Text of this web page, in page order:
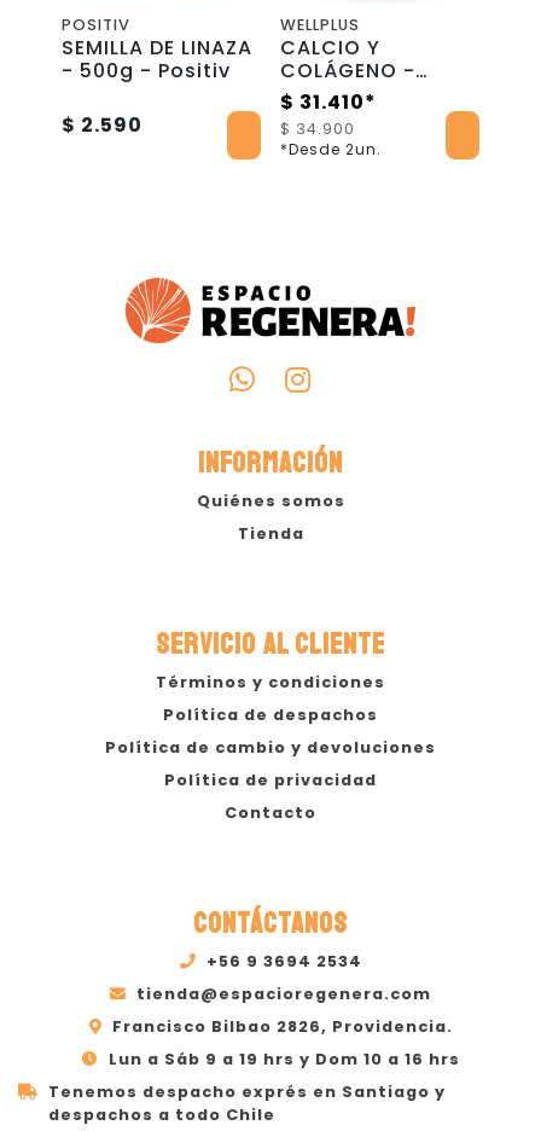
POSITIV
SEMILLA DE LINAZA
- 500g - Positiv
$ 2.590
WELLPLUS
CALCIO Y
COLÁGENO -
OSTEO PLUS - 180
CÁPSULAS
$ 31.410*
$ 34.900
*Desde 2un.
INFORMACIÓN
Quiénes somos
Tienda
SERVICIO AL CLIENTE
Términos y condiciones
Política de despachos
Política de cambio y devoluciones
Política de privacidad
Contacto
CONTÁCTANOS
+56 9 3694 2534
tienda@espacioregenera.com
Francisco Bilbao 2826, Providencia.
Lun a Sáb 9 a 19 hrs y Dom 10 a 16 hrs
Tenemos despacho exprés en Santiago y
despachos a todo Chile